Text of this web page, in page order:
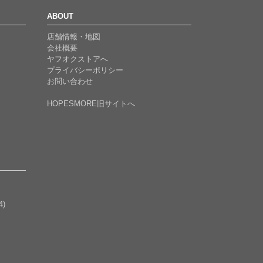
ABOUT
店舗情報・地図
会社概要
ヤフオクストアへ
プライバシーポリシー
お問い合わせ
HOPESMORE旧サイトへ